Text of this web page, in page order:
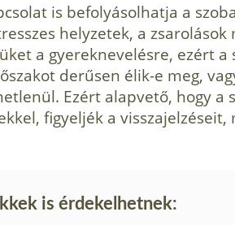
is befolyásolhatja a
helyzetek, a
a gyereknevelésre, ezért a
derűsen élik-e meg,
Ezért alapvető, hogy a
figyeljék a
is érdekelhetnek: